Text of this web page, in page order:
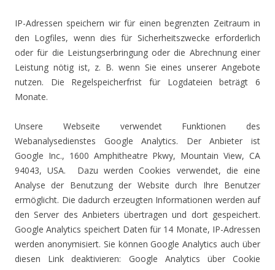
IP-Adressen speichern wir für einen begrenzten Zeitraum in
den Logfiles, wenn dies für Sicherheitszwecke erforderlich
oder für die Leistungserbringung oder die Abrechnung einer
Leistung nötig ist, z. B. wenn Sie eines unserer Angebote
nutzen. Die Regelspeicherfrist für Logdateien beträgt 6
Monate.
Unsere Webseite verwendet Funktionen des
Webanalysedienstes Google Analytics. Der Anbieter ist
Google Inc., 1600 Amphitheatre Pkwy, Mountain View, CA
94043, USA. Dazu werden Cookies verwendet, die eine
Analyse der Benutzung der Website durch Ihre Benutzer
ermöglicht. Die dadurch erzeugten Informationen werden auf
den Server des Anbieters übertragen und dort gespeichert.
Google Analytics speichert Daten für 14 Monate, IP-Adressen
werden anonymisiert. Sie können Google Analytics auch über
diesen Link deaktivieren: Google Analytics über Cookie